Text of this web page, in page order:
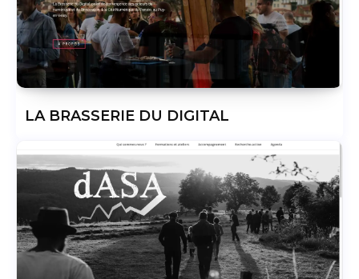
LA BRASSERIE DU DIGITAL